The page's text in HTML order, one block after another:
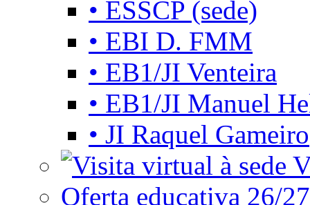
• ESSCP (sede)
• EBI D. FMM
• EB1/JI Venteira
• EB1/JI Manuel
• JI Raquel Gameiro
Oferta educativa 26/27